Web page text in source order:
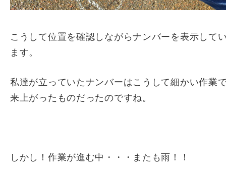
こうして位置を確認しながらナンバーを表示して
ます。
私達が立っていたナンバーはこうして細かい作業
来上がったものだったのですね。
しかし！作業が進む中・・・またも雨！！